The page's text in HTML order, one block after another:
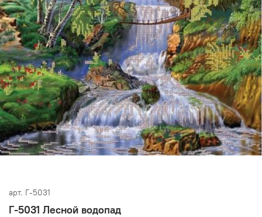
арт. Г-5031
Г-5031 Лесной водопад